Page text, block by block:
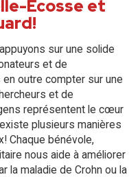
Écosse et
sur une solide
et de
outre compter sur une
et de
représentent le cœur
plusieurs manières
Chaque bénévole,
nous aide à améliorer
la maladie de Crohn ou la